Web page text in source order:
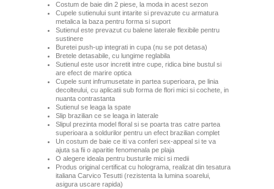
Costum de baie din 2 piese, la moda in acest sezon
Cupele sutienului sunt intarite si prevazute cu armatura
metalica la baza pentru forma si suport
Sutienul este prevazut cu balene laterale flexibile pentru
sustinere
Buretei push-up integrati in cupa (nu se pot detasa)
Bretele detasabile, cu lungime reglabila
Sutienul este usor incretit intre cupe, ridica bine bustul si
are efect de marire optica
Cupele sunt infrumusetate in partea superioara, pe linia
decolteului, cu aplicatii sub forma de flori mici si cochete, in
nuanta contrastanta
Sutienul se leaga la spate
Slip brazilian ce se leaga in laterale
Slipul prezinta model floral si se poarta tras catre partea
superioara a soldurilor pentru un efect brazilian complet
Un costum de baie ce iti va conferi sex-appeal si te va
ajuta sa fii o aparitie fenomenala pe plaja
O alegere ideala pentru busturile mici si medii
Produs original certificat cu holograma, realizat din tesatura
italiana Carvico Tesutti (rezistenta la lumina soarelui,
asigura uscare rapida)